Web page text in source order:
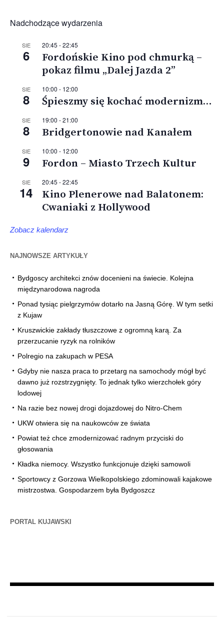
Nadchodzące wydarzenia
SIE
6
20:45 -22:45
Fordońskie Kino pod chmurką –
pokaz filmu „Dalej Jazda 2”
SIE
8
10:00 - 12:00
Śpieszmy się kochać modernizm…
SIE
8
19:00 -21:00
Bridgertonowie nad Kanałem
SIE
9
10:00 - 12:00
Fordon – Miasto Trzech Kultur
SIE
14
20:45 -22:45
Kino Plenerowe nad Balatonem:
Cwaniaki z Hollywood
Zobacz kalendarz
NAJNOWSZE ARTYKUŁY
Bydgoscy architekci znów docenieni na świecie. Kolejna
międzynarodowa nagroda
Ponad tysiąc pielgrzymów dotarło na Jasną Górę. W tym setki
z Kujaw
Kruszwickie zakłady tłuszczowe z ogromną karą. Za
przerzucanie ryzyk na rolników
Polregio na zakupach w PESA
Gdyby nie nasza praca to przetarg na samochody mógł być
dawno już rozstrzygnięty. To jednak tylko wierzchołek góry
lodowej
Na razie bez nowej drogi dojazdowej do Nitro-Chem
UKW otwiera się na naukowców ze świata
Powiat też chce zmodernizować radnym przyciski do
głosowania
Kładka niemocy. Wszystko funkcjonuje dzięki samowoli
Sportowcy z Gorzowa Wielkopolskiego zdominowali kajakowe
mistrzostwa. Gospodarzem była Bydgoszcz
PORTAL KUJAWSKI